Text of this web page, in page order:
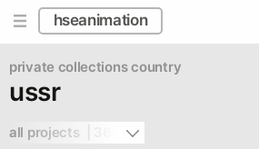
hseanimation
private collections country
ussr
all projects  | 361